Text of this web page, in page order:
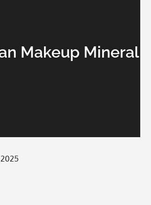
Makeup Mineral